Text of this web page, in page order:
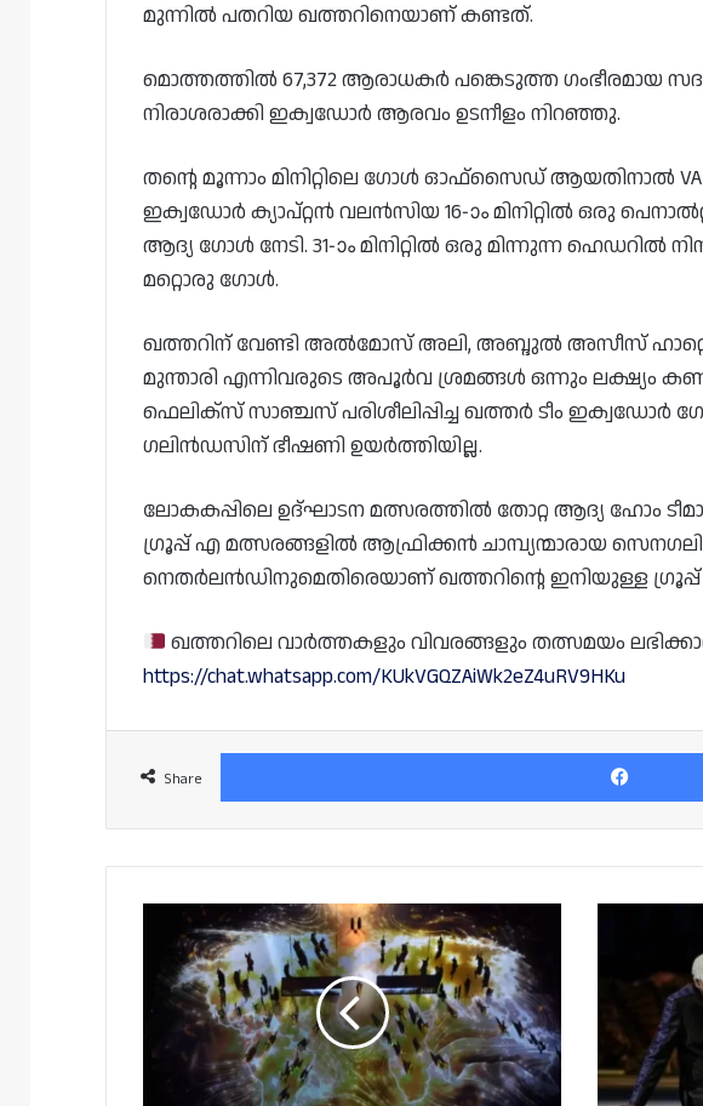
മുന്നിൽ പതറിയ ഖത്തറിനെയാണ് കണ്ടത്.
മൊത്തത്തിൽ 67,372 ആരാധകർ പങ്കെടുത്ത ഗംഭീരമായ
നിരാശരാക്കി ഇക്വഡോർ ആരവം ഉടനീളം നിറഞ്ഞു.
തന്റെ മൂന്നാം മിനിറ്റിലെ ഗോൾ ഓഫ്‌സൈഡ് ആയതിനാൽ VAR
ഇക്വഡോർ ക്യാപ്റ്റൻ വലൻസിയ 16-ാം മിനിറ്റിൽ ഒരു
ആദ്യ ഗോൾ നേടി. 31-ാം മിനിറ്റിൽ ഒരു മിന്നുന്ന ഹെഡറിൽ
മറ്റൊരു ഗോൾ.
ഖത്തറിന് വേണ്ടി അൽമോസ് അലി, അബ്ദുൽ അസീസ്
മുന്താരി എന്നിവരുടെ അപൂർവ ശ്രമങ്ങൾ ഒന്നും ലക്ഷ്യം
ഫെലിക്സ് സാഞ്ചസ് പരിശീലിപ്പിച്ച ഖത്തർ ടീം ഇക്വഡോർ
ഗലിൻഡസിന് ഭീഷണി ഉയർത്തിയില്ല.
ലോകകപ്പിലെ ഉദ്ഘാടന മത്സരത്തിൽ തോറ്റ ആദ്യ ഹോം
ഗ്രൂപ്പ് എ മത്സരങ്ങളിൽ ആഫ്രിക്കൻ ചാമ്പ്യന്മാരായ
നെതർലൻഡിനുമെതിരെയാണ് ഖത്തറിന്റെ ഇനിയുള്ള
ഖത്തറിലെ വാർത്തകളും വിവരങ്ങളും തത്സമയം
https://chat.whatsapp.com/KUkVGQZAiWk2eZ4uRV9HKu
Share
ലോകകപ്പ്
ഉദ്‌ഘാടന
ചടങ്ങ്
തുടങ്ങി
പങ്കിട്ട
ഗാനിം
അൽ